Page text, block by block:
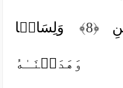
﴿8﴾ وَلِسَانࣰا
وَهَدَیۡنَـٰهُ